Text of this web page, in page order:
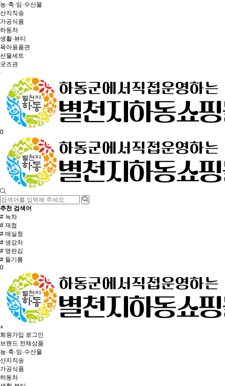
농·축·임·수산물
산지직송
가공식품
하동차
생활·뷰티
육아용품관
선물세트
굿즈관
0
추천 검색어
# 녹차
# 재첩
# 매실청
# 생강차
# 명란김
# 들기름
0
×
회원가입 로그인
브랜드 전체상품
농·축·임·수산물
산지직송
가공식품
하동차